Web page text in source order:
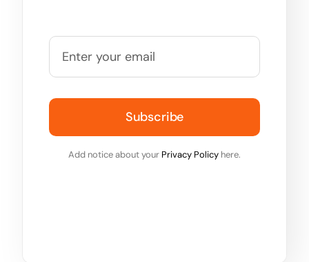
Subscribe
Add notice about your Privacy Policy here.